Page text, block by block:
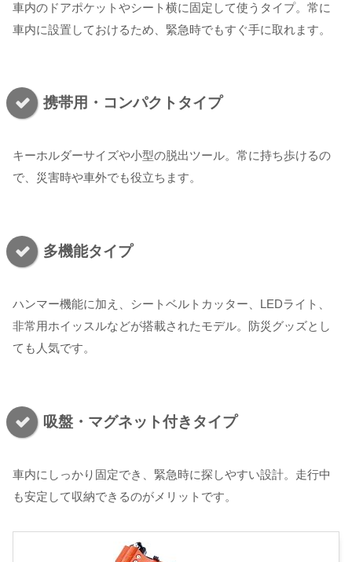
車内のドアポケットやシート横に固定して使うタイプ。常に
車内に設置しておけるため、緊急時でもすぐ手に取れます。
携帯用・コンパクトタイプ
キーホルダーサイズや小型の脱出ツール。常に持ち歩けるの
で、災害時や車外でも役立ちます。
多機能タイプ
ハンマー機能に加え、シートベルトカッター、LEDライト、
非常用ホイッスルなどが搭載されたモデル。防災グッズとし
ても人気です。
吸盤・マグネット付きタイプ
車内にしっかり固定でき、緊急時に探しやすい設計。走行中
も安定して収納できるのがメリットです。